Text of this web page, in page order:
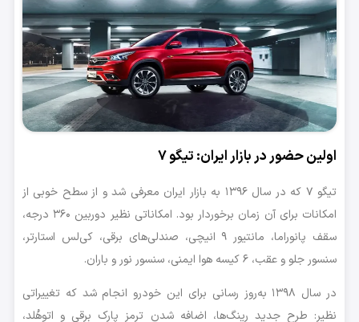
اولین حضور در بازار ایران: تیگو ۷
تیگو ۷ که در سال ۱۳۹۶ به بازار ایران معرفی شد و از سطح خوبی از
امکانات برای آن زمان برخوردار بود. امکاناتی نظیر دوربین ۳۶۰ درجه،
سقف پانوراما، مانتیور ۹ انیچی، صندلی‌های برقی، کی‌لس استارتر،
سنسور جلو و عقب، ۶ کیسه هوا ایمنی، سنسور نور و باران.
در سال ۱۳۹۸ به‌روز رسانی برای این خودرو انجام شد که تغییراتی
نظیر: طرح جدید رینگ‌ها، اضافه شدن ترمز پارک برقی و اتوهُلد،